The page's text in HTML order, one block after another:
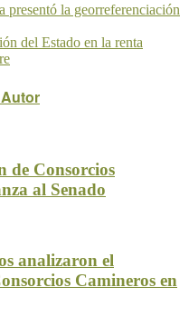
la georreferenciación
del Estado en la renta
de Consorcios
al Senado
analizaron el
Camineros en